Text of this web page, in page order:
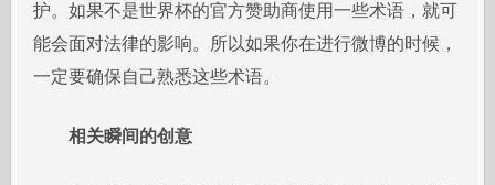
护。如果不是世界杯的官方赞助商使用一些术语，就可
能会面对法律的影响。所以如果你在进行微博的时候，
一定要确保自己熟悉这些术语。
相关瞬间的创意